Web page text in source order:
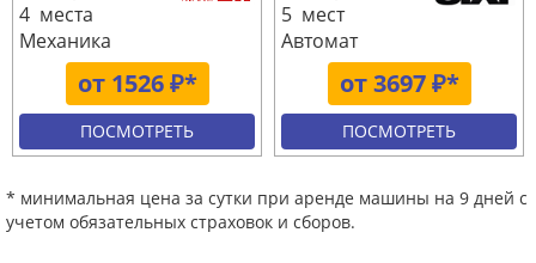
от 1526 ₽*
4 места
Механика
ПОСМОТРЕТЬ
от 3697 ₽*
5 мест
Автомат
ПОСМОТРЕТЬ
* минимальная цена за сутки при аренде машины на 9 дней с
учетом обязательных страховок и сборов.